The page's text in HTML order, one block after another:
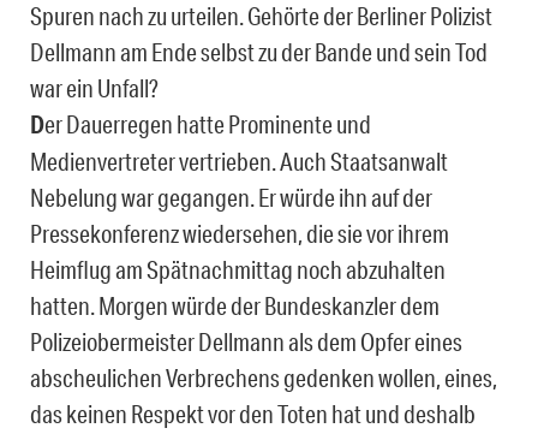
Spuren nach zu urteilen. Gehörte der Berliner Polizist
Dellmann am Ende selbst zu der Bande und sein Tod
war ein Unfall?
Der Dauerregen hatte Prominente und
Medienvertreter vertrieben. Auch Staatsanwalt
Nebelung war gegangen. Er würde ihn auf der
Pressekonferenz wiedersehen, die sie vor ihrem
Heimflug am Spätnachmittag noch abzuhalten
hatten. Morgen würde der Bundeskanzler dem
Polizeiobermeister Dellmann als dem Opfer eines
abscheulichen Verbrechens gedenken wollen, eines,
das keinen Respekt vor den Toten hat und deshalb